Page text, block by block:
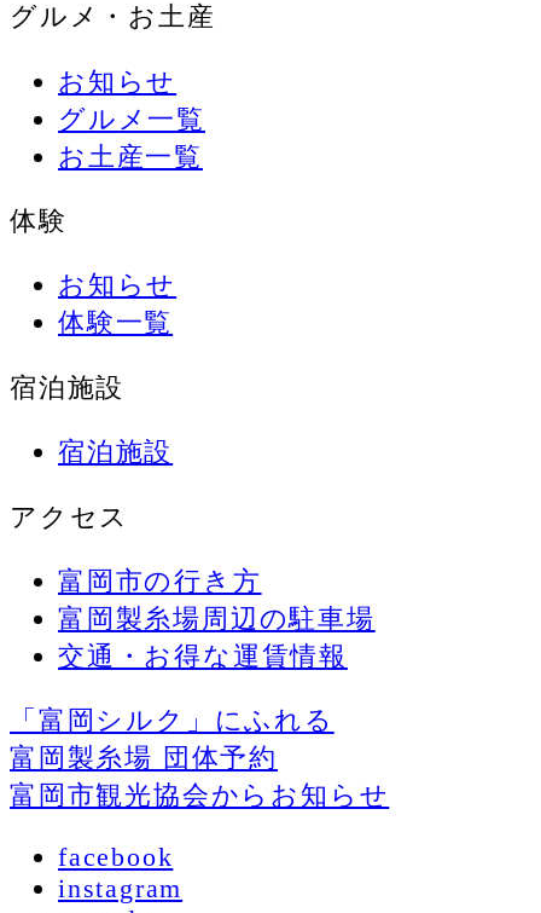
グルメ・お土産
お知らせ
グルメ一覧
お土産一覧
体験
お知らせ
体験一覧
宿泊施設
宿泊施設
アクセス
富岡市の行き方
富岡製糸場周辺の駐車場
交通・お得な運賃情報
「富岡シルク」にふれる
富岡製糸場 団体予約
富岡市観光協会からお知らせ
facebook
instagram